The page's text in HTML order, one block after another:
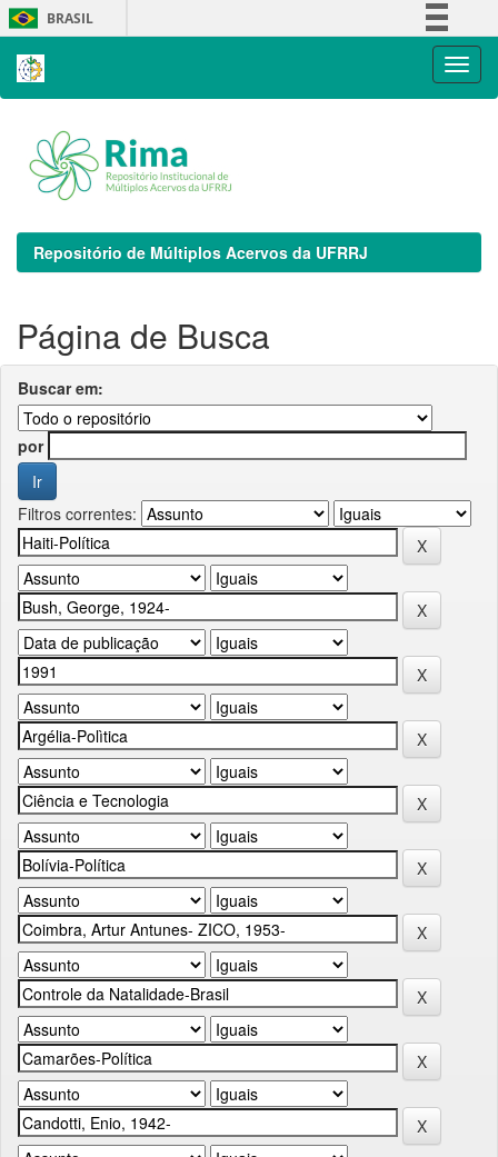
Skip
navigation
BRASIL
Repositório de Múltiplos Acervos da UFRRJ
Página de Busca
Buscar em:
por
Filtros correntes: